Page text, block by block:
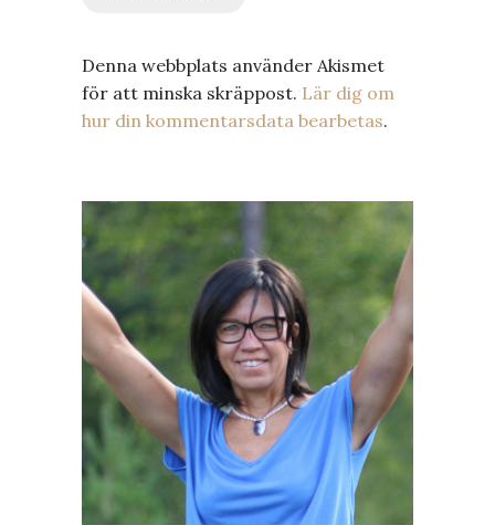
Denna webbplats använder Akismet
för att minska skräppost. Lär dig om
hur din kommentarsdata bearbetas.